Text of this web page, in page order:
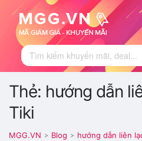
Thẻ: hướng dẫn
Tiki
MGG.VN > Blog > hướng dẫn liên